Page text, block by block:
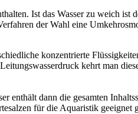
Ist das Wasser zu weich ist
der Wahl eine
konzentrierte
kehrt man
enthält dann die gesamten
für die Aquaristik geeignet